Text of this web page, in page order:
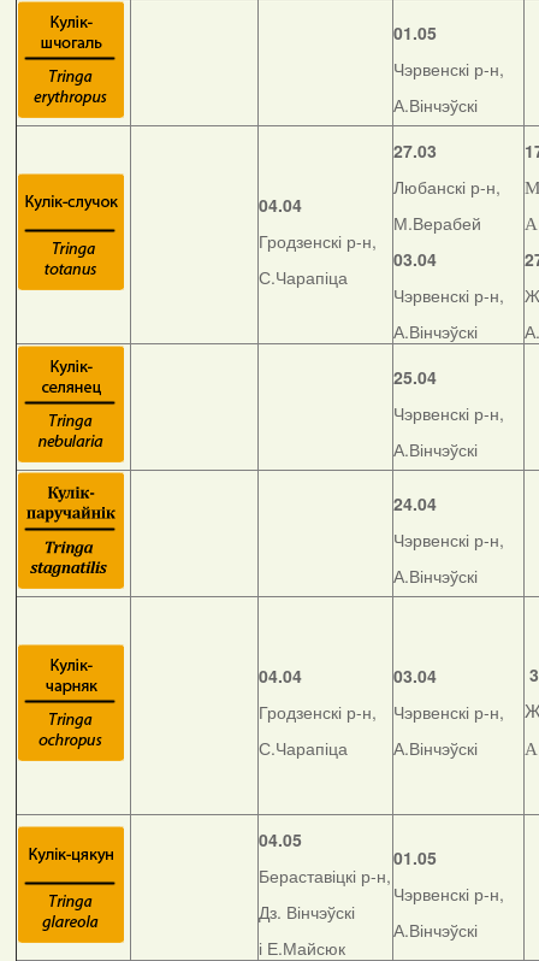
01.05
Чэрвенскі р-н,
А.Вінчэўскі
04.04
Гродзенскі р-н,
С.Чарапіца
27.03
Любанскі р-н,
М.Верабей
03.04
Чэрвенскі р-н,
А.Вінчэўскі
25.04
Чэрвенскі р-н,
А.Вінчэўскі
24.04
Чэрвенскі р-н,
А.Вінчэўскі
04.04
Гродзенскі р-н,
С.Чарапіца
03.04
Чэрвенскі р-н,
А.Вінчэўскі
04.05
Бераставіцкі р-н,
Дз. Вінчэўскі
і Е.Майсюк
01.05
Чэрвенскі р-н,
А.Вінчэўскі